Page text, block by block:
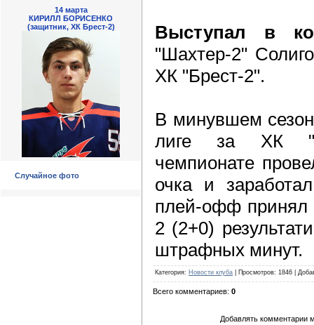
14 марта
КИРИЛЛ БОРИСЕНКО
(защитник, ХК Брест-2)
Случайное фото
Выступал в
"Шахтер-2"
ХК "Брест-2".
В минувшем
лиге за ХК
чемпионате
очка и
плей-офф принял
2 (2+0)
штрафных минут.
Категория: Новости клуба Просмотров: 1846 |
Всего комментариев: 0
Добавлять комментарии